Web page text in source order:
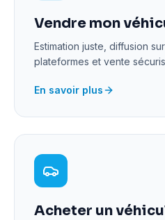
Vendre mon
Estimation juste, diffusion
plateformes et vente
En savoir plus
Acheter un